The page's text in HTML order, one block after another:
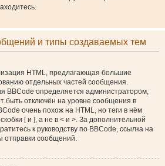
и типы создаваемых тем
HTML, предлагающая большие
отдельных частей сообщения.
BBCode определяется администратором,
быть отключён на уровне сообщения в
очень похож на HTML, но теги в нём
[ и ], а не в < и >. За дополнительной
к руководству по BBCode, ссылка на
отправки сообщений.